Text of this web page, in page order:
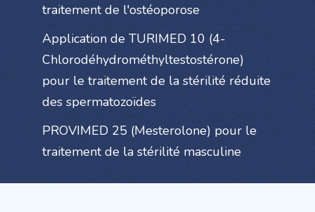
traitement de l'ostéoporose
Application de TURIMED 10 (4-
Chlorodéhydrométhyltestostérone)
pour le traitement de la stérilité réduite
des spermatozoïdes
PROVIMED 25 (Mesterolone) pour le
traitement de la stérilité masculine